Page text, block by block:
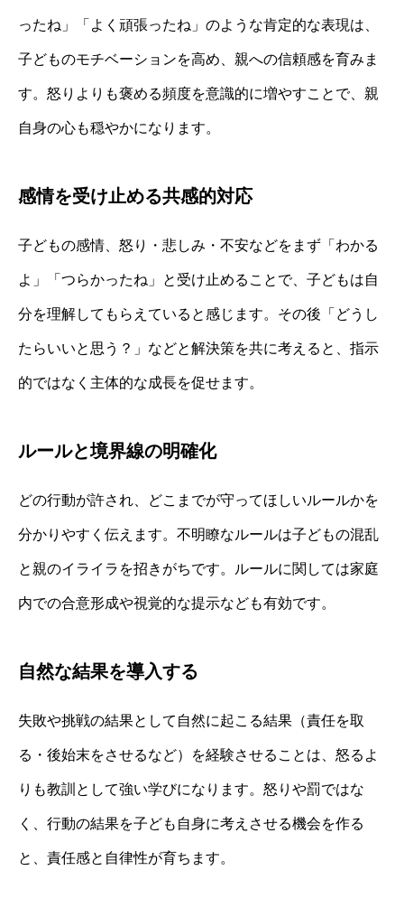
ったね」「よく頑張ったね」のような肯定的な表現は、
子どものモチベーションを高め、親への信頼感を育みま
す。怒りよりも褒める頻度を意識的に増やすことで、親
自身の心も穏やかになります。
感情を受け止める共感的対応
子どもの感情、怒り・悲しみ・不安などをまず「わかる
よ」「つらかったね」と受け止めることで、子どもは自
分を理解してもらえていると感じます。その後「どうし
たらいいと思う？」などと解決策を共に考えると、指示
的ではなく主体的な成長を促せます。
ルールと境界線の明確化
どの行動が許され、どこまでが守ってほしいルールかを
分かりやすく伝えます。不明瞭なルールは子どもの混乱
と親のイライラを招きがちです。ルールに関しては家庭
内での合意形成や視覚的な提示なども有効です。
自然な結果を導入する
失敗や挑戦の結果として自然に起こる結果（責任を取
る・後始末をさせるなど）を経験させることは、怒るよ
りも教訓として強い学びになります。怒りや罰ではな
く、行動の結果を子ども自身に考えさせる機会を作る
と、責任感と自律性が育ちます。